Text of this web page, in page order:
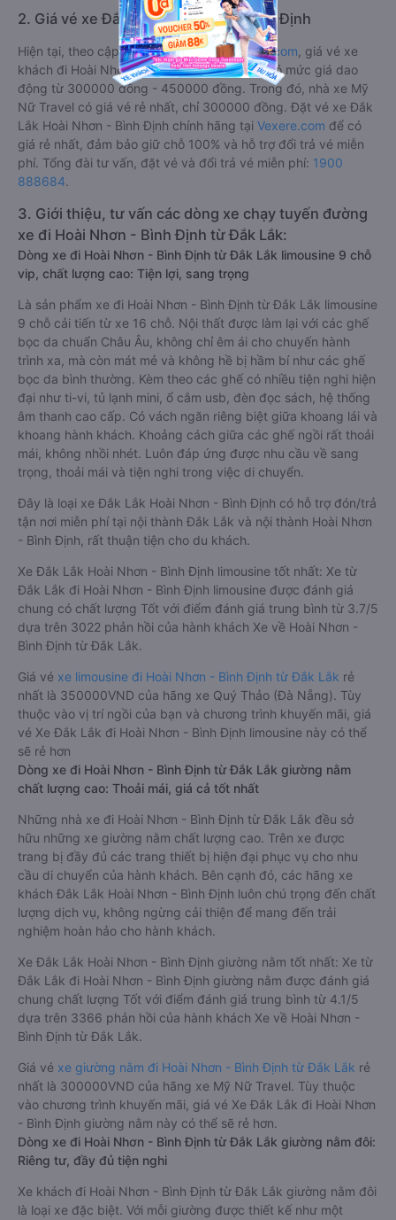
2. Giá vé xe Đắk Lắk Hoài Nhơn - Bình Định
Hiện tại, theo cập nhật mới nhất củaVexere.com , giá vé xe
khách đi Hoài Nhơn - Bình Định từ Đắk Lắk có mức giá dao
động từ 300000 đồng - 450000 đồng. Trong đó, nhà xe Mỹ
Nữ Travel có giá vé rẻ nhất, chỉ 300000 đồng. Đặt vé xe Đắk
Lắk Hoài Nhơn - Bình Định chính hãng tại Vexere.com để có
giá rẻ nhất, đảm bảo giữ chỗ 100% và hỗ trợ đổi trả vé miễn
phí. Tổng đài tư vấn, đặt vé và đổi trả vé miễn phí: 1900
888684.
3. Giới thiệu, tư vấn các dòng xe chạy tuyến đường
xe đi Hoài Nhơn - Bình Định từ Đắk Lắk:
Dòng xe đi Hoài Nhơn - Bình Định từ Đắk Lắk limousine 9 chỗ
vip, chất lượng cao: Tiện lợi, sang trọng
Là sản phẩm xe đi Hoài Nhơn - Bình Định từ Đắk Lắk limousine
9 chỗ cải tiến từ xe 16 chỗ. Nội thất được làm lại với các ghế
bọc da chuẩn Châu Âu, không chỉ êm ái cho chuyến hành
trình xa, mà còn mát mẻ và không hề bị hầm bí như các ghế
bọc da bình thường. Kèm theo các ghế có nhiều tiện nghi hiện
đại như ti-vi, tủ lạnh mini, ổ cắm usb, đèn đọc sách, hệ thống
âm thanh cao cấp. Có vách ngăn riêng biệt giữa khoang lái và
khoang hành khách. Khoảng cách giữa các ghế ngồi rất thoải
mái, không nhồi nhét. Luôn đáp ứng được nhu cầu về sang
trọng, thoải mái và tiện nghi trong việc di chuyển.
Đây là loại xe Đắk Lắk Hoài Nhơn - Bình Định có hỗ trợ đón/trả
tận nơi miễn phí tại nội thành Đắk Lắk và nội thành Hoài Nhơn
- Bình Định, rất thuận tiện cho du khách.
Xe Đắk Lắk Hoài Nhơn - Bình Định limousine tốt nhất: Xe từ
Đắk Lắk đi Hoài Nhơn - Bình Định limousine được đánh giá
chung có chất lượng Tốt với điểm đánh giá trung bình từ 3.7/5
dựa trên 3022 phản hồi của hành khách Xe về Hoài Nhơn -
Bình Định từ Đắk Lắk.
Giá vé xe limousine đi Hoài Nhơn - Bình Định từ Đắk Lắk rẻ
nhất là 350000VND của hãng xe Quý Thảo (Đà Nẵng). Tùy
thuộc vào vị trí ngồi của bạn và chương trình khuyến mãi, giá
vé Xe Đắk Lắk đi Hoài Nhơn - Bình Định limousine này có thể
sẽ rẻ hơn
Dòng xe đi Hoài Nhơn - Bình Định từ Đắk Lắk giường nằm
chất lượng cao: Thoải mái, giá cả tốt nhất
Những nhà xe đi Hoài Nhơn - Bình Định từ Đắk Lắk đều sở
hữu những xe giường nằm chất lượng cao. Trên xe được
trang bị đầy đủ các trang thiết bị hiện đại phục vụ cho nhu
cầu di chuyển của hành khách. Bên cạnh đó, các hãng xe
khách Đắk Lắk Hoài Nhơn - Bình Định luôn chú trọng đến chất
lượng dịch vụ, không ngừng cải thiện để mang đến trải
nghiệm hoàn hảo cho hành khách.
Xe Đắk Lắk Hoài Nhơn - Bình Định giường nằm tốt nhất: Xe từ
Đắk Lắk đi Hoài Nhơn - Bình Định giường nằm được đánh giá
chung chất lượng Tốt với điểm đánh giá trung bình từ 4.1/5
dựa trên 3366 phản hồi của hành khách Xe về Hoài Nhơn -
Bình Định từ Đắk Lắk.
Giá vé xe giường nằm đi Hoài Nhơn - Bình Định từ Đắk Lắk rẻ
nhất là 300000VND của hãng xe Mỹ Nữ Travel. Tùy thuộc
vào chương trình khuyến mãi, giá vé Xe Đắk Lắk đi Hoài Nhơn
- Bình Định giường nằm này có thể sẽ rẻ hơn.
Dòng xe đi Hoài Nhơn - Bình Định từ Đắk Lắk giường nằm đôi:
Riêng tư, đầy đủ tiện nghi
Xe khách đi Hoài Nhơn - Bình Định từ Đắk Lắk giường nằm đôi
là loại xe đặc biệt. Với mỗi giường được thiết kế như một